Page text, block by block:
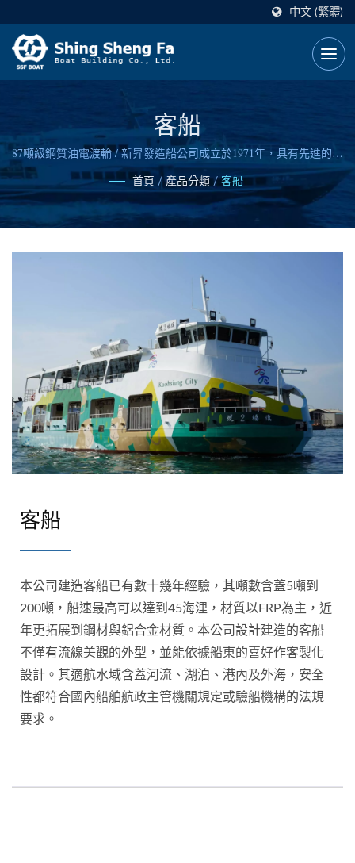
中文 (繁體)
客船
87噸級鋼質油電渡輪 / 新昇發造船公司成立於1971年，具有先進的船
舶設計能力與信賴可靠的造船技術。
首頁 / 產品分類 / 客船
客船
本公司建造客船已有數十幾年經驗，其噸數含蓋5噸到
200噸，船速最高可以達到45海浬，材質以FRP為主，近
年更拓展到鋼材與鋁合金材質。本公司設計建造的客船
不僅有流線美觀的外型，並能依據船東的喜好作客製化
設計。其適航水域含蓋河流、湖泊、港內及外海，安全
性都符合國內船舶航政主管機關規定或驗船機構的法規
要求。